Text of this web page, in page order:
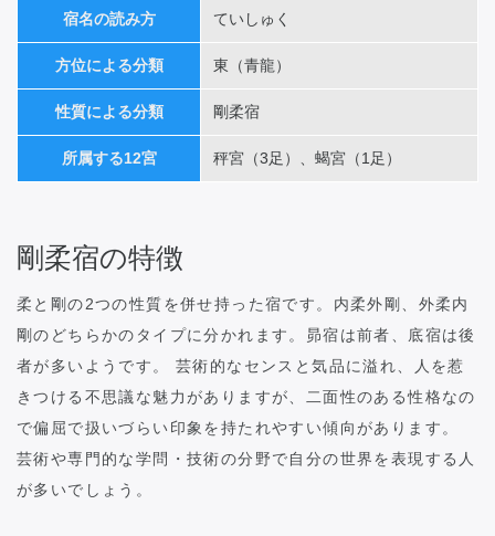
宿名の読み方 ていしゅく
方位による分類 東（青龍）
性質による分類 剛柔宿
所属する12宮 秤宮（3足）、蝎宮（1足）
剛柔宿の特徴
柔と剛の2つの性質を併せ持った宿です。内柔外剛、外柔内
剛のどちらかのタイプに分かれます。昴宿は前者、底宿は後
者が多いようです。 芸術的なセンスと気品に溢れ、人を惹
きつける不思議な魅力がありますが、二面性のある性格なの
で偏屈で扱いづらい印象を持たれやすい傾向があります。
芸術や専門的な学問・技術の分野で自分の世界を表現する人
が多いでしょう。